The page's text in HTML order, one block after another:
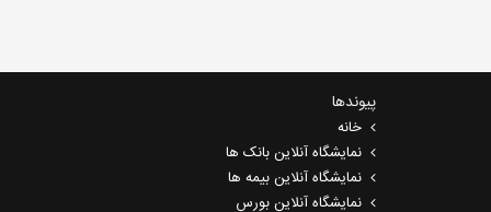
پیوندها
خانه
نمایشگاه آنلاین بانک ها
نمایشگاه آنلاین بیمه ها
نمایشگاه آنلاین بورس